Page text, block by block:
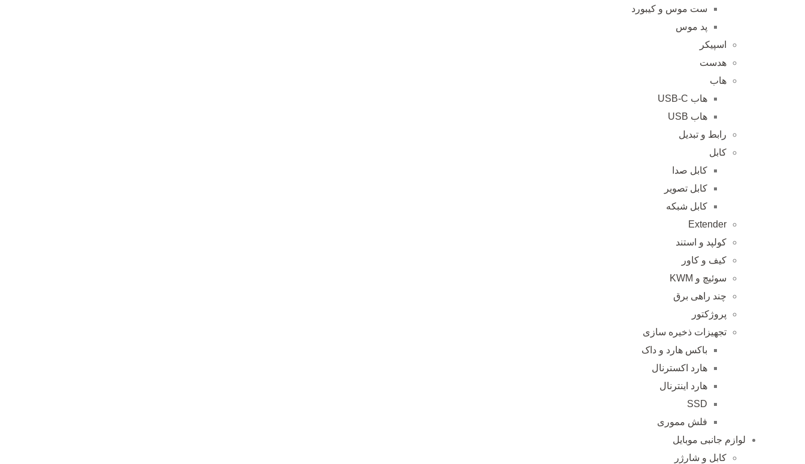
ست موس و کیبورد
پد موس
اسپیکر
هدست
هاب
هاب USB-C
هاب USB
رابط و تبدیل
کابل
کابل صدا
کابل تصویر
کابل شبکه
Extender
کولپد و استند
کیف و کاور
سوئیچ و KWM
چند راهی برق
پروژکتور
تجهیزات ذخیره سازی
باکس هارد و داک
هارد اکسترنال
هارد اینترنال
SSD
فلش مموری
لوازم جانبی موبایل
کابل و شارژر